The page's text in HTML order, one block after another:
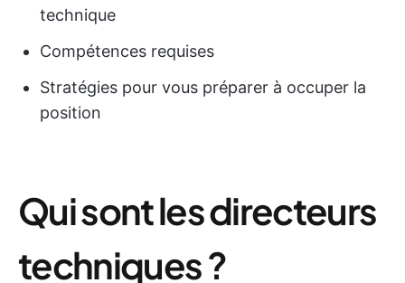
technique
Compétences requises
Stratégies pour vous préparer à occuper la
position
Qui sont les directeurs
techniques ?